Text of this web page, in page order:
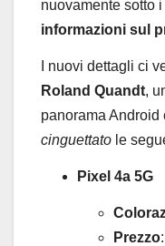
nuovamente sotto
informazioni sul
I nuovi dettagli ci
Roland Quandt,
panorama Android
cinguettato le
Pixel 4a 5G
Prezzo